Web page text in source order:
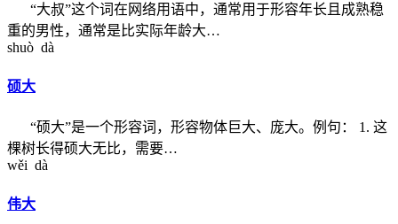
“大叔”这个词在网络用语中，通常用于形容年长且成熟稳
重的男性，通常是比实际年龄大…
shuò dà
硕大
“硕大”是一个形容词，形容物体巨大、庞大。例句： 1. 这
棵树长得硕大无比，需要…
wěi dà
伟大